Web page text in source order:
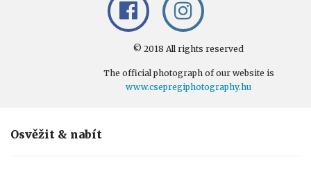
© 2018 All rights reserved
The official photograph of our website is
www.csepregiphotography.hu
Osvěžit & nabít